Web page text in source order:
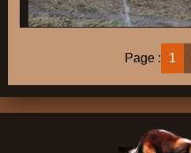
Page : 1